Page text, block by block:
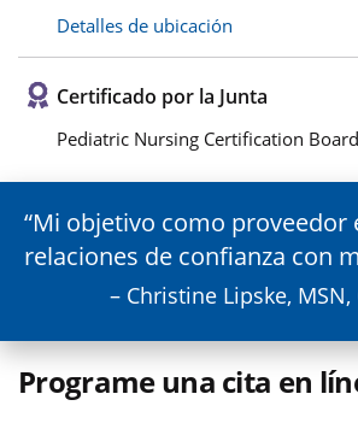
Detalles de ubicación
Certificado por la Junta
Pediatric Nursing Certification Board
Mi objetivo como proveedor
relaciones de confianza con
– Christine Lipske, MSN,
Programe una cita en